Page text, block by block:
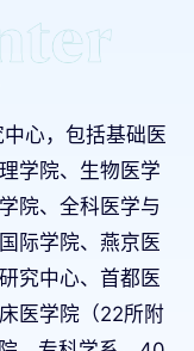
心，包括基础医
学院、生物医学
院、全科医学与
际学院、燕京医
究中心、首都医
医学院（22所附